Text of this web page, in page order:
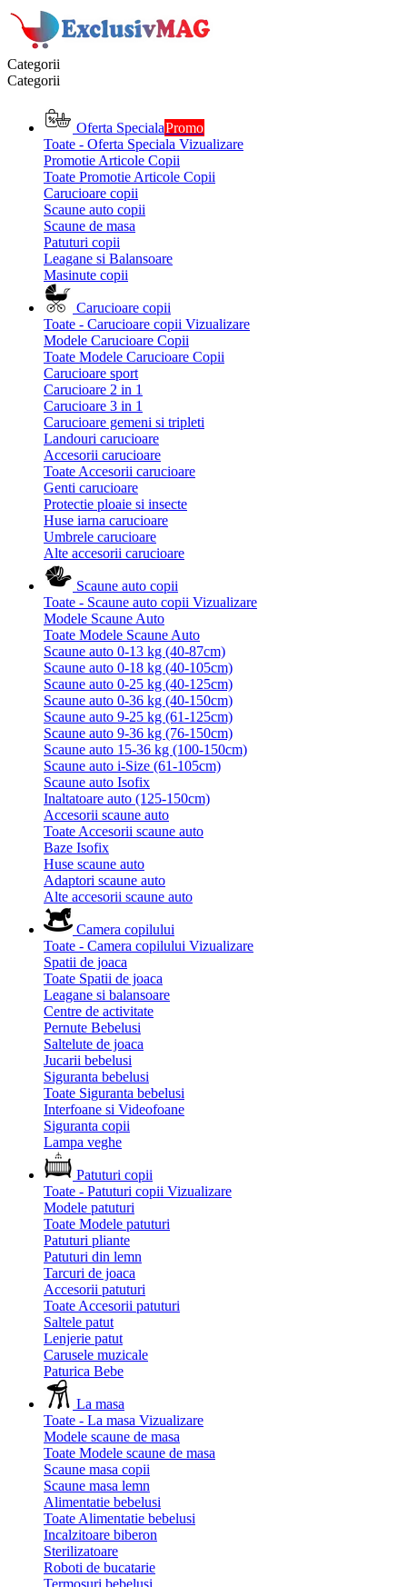
Categorii
Categorii
Oferta SpecialaPromo
Toate - Oferta Speciala Vizualizare
Promotie Articole Copii
Toate Promotie Articole Copii
Carucioare copii
Scaune auto copii
Scaune de masa
Patuturi copii
Leagane si Balansoare
Masinute copii
Carucioare copii
Toate - Carucioare copii Vizualizare
Modele Carucioare Copii
Toate Modele Carucioare Copii
Carucioare sport
Carucioare 2 in 1
Carucioare 3 in 1
Carucioare gemeni si tripleti
Landouri carucioare
Accesorii carucioare
Toate Accesorii carucioare
Genti carucioare
Protectie ploaie si insecte
Huse iarna carucioare
Umbrele carucioare
Alte accesorii carucioare
Scaune auto copii
Toate - Scaune auto copii Vizualizare
Modele Scaune Auto
Toate Modele Scaune Auto
Scaune auto 0-13 kg (40-87cm)
Scaune auto 0-18 kg (40-105cm)
Scaune auto 0-25 kg (40-125cm)
Scaune auto 0-36 kg (40-150cm)
Scaune auto 9-25 kg (61-125cm)
Scaune auto 9-36 kg (76-150cm)
Scaune auto 15-36 kg (100-150cm)
Scaune auto i-Size (61-105cm)
Scaune auto Isofix
Inaltatoare auto (125-150cm)
Accesorii scaune auto
Toate Accesorii scaune auto
Baze Isofix
Huse scaune auto
Adaptori scaune auto
Alte accesorii scaune auto
Camera copilului
Toate - Camera copilului Vizualizare
Spatii de joaca
Toate Spatii de joaca
Leagane si balansoare
Centre de activitate
Pernute Bebelusi
Saltelute de joaca
Jucarii bebelusi
Siguranta bebelusi
Toate Siguranta bebelusi
Interfoane si Videofoane
Siguranta copii
Lampa veghe
Patuturi copii
Toate - Patuturi copii Vizualizare
Modele patuturi
Toate Modele patuturi
Patuturi pliante
Patuturi din lemn
Tarcuri de joaca
Accesorii patuturi
Toate Accesorii patuturi
Saltele patut
Lenjerie patut
Carusele muzicale
Paturica Bebe
La masa
Toate - La masa Vizualizare
Modele scaune de masa
Toate Modele scaune de masa
Scaune masa copii
Scaune masa lemn
Alimentatie bebelusi
Toate Alimentatie bebelusi
Incalzitoare biberon
Sterilizatoare
Roboti de bucatarie
Termosuri bebelusi